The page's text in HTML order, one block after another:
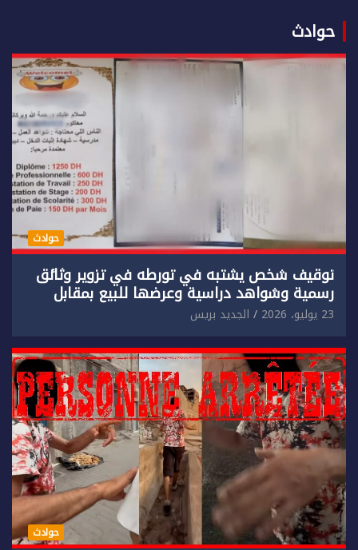
حوادث
حوادث
توقيف شخص يشتبه في تورطه في تزوير وثائق
رسمية وشواهد دراسية وعرضها للبيع بمقابل
مادي.
23 يوليو، 2026 الجديد بريس
حوادث